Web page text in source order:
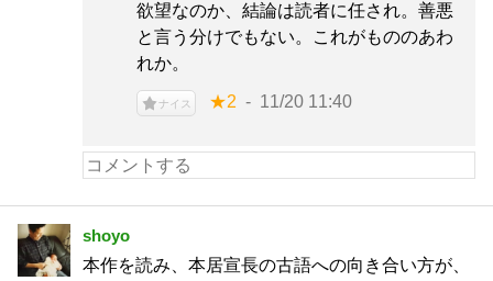
欲望なのか、結論は読者に任され。善悪
と言う分けでもない。これがもののあわ
れか。
ナイス ★2 11/20 11:40
shoyo
本作を読み、本居宣長の古語への向き合い方が、